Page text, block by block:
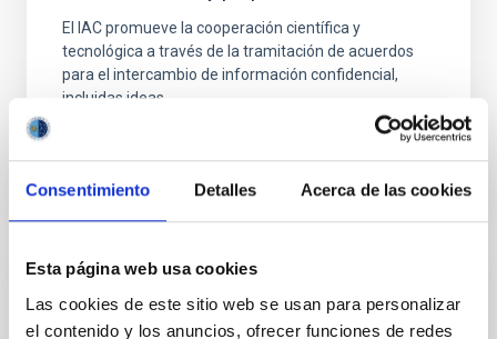
Consentimiento Detalles Acerca de las cookies
Esta página web usa cookies
Las cookies de este sitio web se usan para personalizar
el contenido y los anuncios, ofrecer funciones de redes
El IAC promueve la cooperación científica y
tecnológica a través de la tramitación de acuerdos
para el intercambio de información confidencial,
incluidas ideas...
Valorización de tecnología e impulso de